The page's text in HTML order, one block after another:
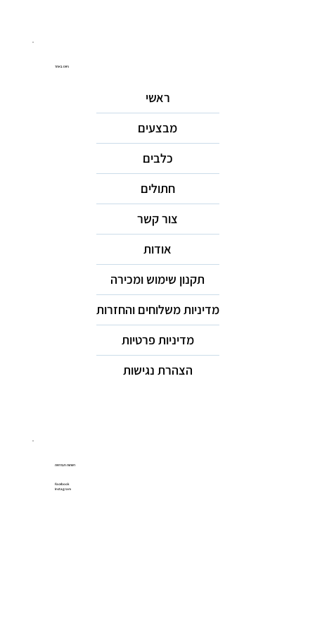
ניווט באתר
ראשי
מבצעים
כלבים
חתולים
צור קשר
אודות
תקנון שימוש ומכירה
מדיניות משלוחים והחזרות
מדיניות פרטיות
הצהרת נגישות
רשתות חברתיות
Facebook
Instagram